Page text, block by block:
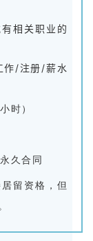
相关职业的
作/注册/薪水
时）
久合同
留资格，但